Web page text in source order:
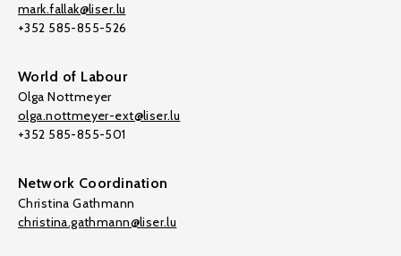
mark.fallak@liser.lu
+352 585-855-526
World of Labour
Olga Nottmeyer
olga.nottmeyer-ext@liser.lu
+352 585-855-501
Network Coordination
Christina Gathmann
christina.gathmann@liser.lu